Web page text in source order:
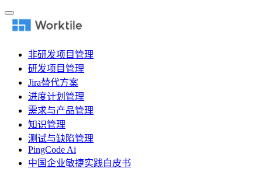
非研发项目管理
研发项目管理
Jira替代方案
进度计划管理
需求与产品管理
知识管理
测试与缺陷管理
PingCode Ai
中国企业敏捷实践白皮书